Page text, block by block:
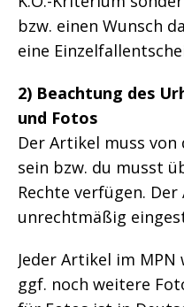
bzw. einen Wunsch
eine
2) Beachtung des
und Fotos
Der Artikel muss
sein bzw. du musst
Rechte verfügen.
unrechtmäßig
Jeder Artikel im
ggf. noch weitere